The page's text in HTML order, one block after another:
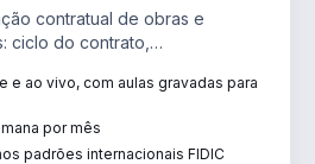
contratual de obras e
ciclo do contrato,
e ao vivo, com aulas gravadas para
por mês
padrões internacionais FIDIC